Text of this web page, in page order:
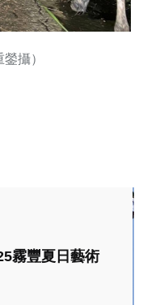
攝）
霧豐夏日藝術